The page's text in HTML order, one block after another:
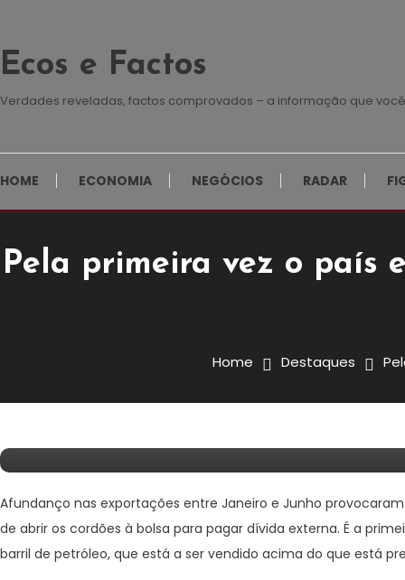
Content
Ecos e Factos
Verdades reveladas, factos comprovados – a informação que
HOME ECONOMIA NEGÓCIOS RADAR
Pela primeira vez o país
Home Destaques
Afundanço nas exportações entre Janeiro e Junho
de abrir os cordões à bolsa para pagar dívida externa. É a
barril de petróleo, que está a ser vendido acima do que está